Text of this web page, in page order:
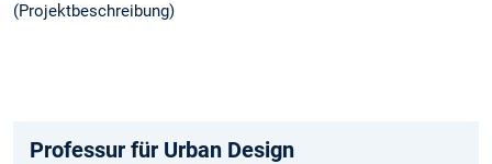
(Projektbeschreibung)
Professur für Urban Design